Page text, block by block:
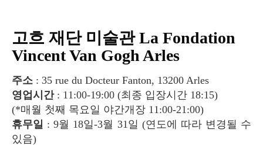
고흐 재단 미술관 La Fondation
Vincent Van Gogh Arles
주소 : 35 rue du Docteur Fanton, 13200 Arles
영업시간: 11:00-19:00 (최종 입장시간 18:15)
(*매월 첫째 목요일 야간개장 11:00-21:00)
휴무일 : 9월 18일-3월 31일 (연도에 따라 변경될 수
있음)